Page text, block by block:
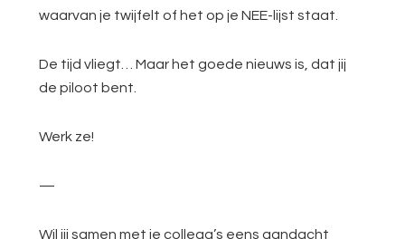
waarvan je twijfelt of het op je NEE-lijst staat.
De tijd vliegt… Maar het goede nieuws is, dat jij
de piloot bent.
Werk ze!
—
Wil jij samen met je collega’s eens aandacht